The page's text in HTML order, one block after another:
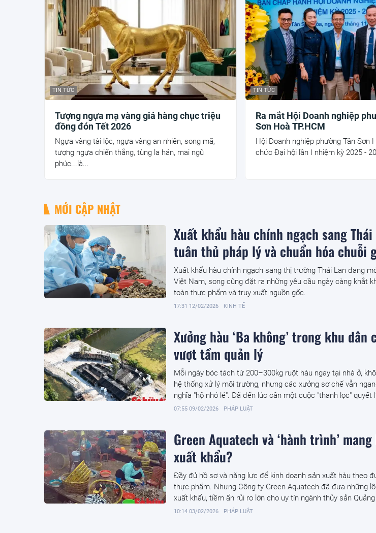
TIN TỨC
Tượng ngựa mạ vàng giá hàng chục triệu
đồng đón Tết 2026
Ngựa vàng tài lộc, ngựa vàng an nhiên, song mã,
tượng ngựa chiến thắng, tùng la hán, mai ngũ
phúc...là...
TIN TỨC
Ra mắt Hội Doanh nghiệp
Sơn Hoà TP.HCM
Hội Doanh nghiệp phường Tân Sơn
chức Đại hội lần I nhiệm kỳ 2025 -
MỚI CẬP NHẬT
Xuất khẩu hàu chính ngạch sang
tuân thủ pháp lý và chuẩn hóa chuỗi
Xuất khẩu hàu chính ngạch sang thị trường Thái Lan đang
Việt Nam, song cũng đặt ra những yêu cầu ngày càng khắt
toàn thực phẩm và truy xuất nguồn gốc.
17:31 12/02/2026 KINH TẾ
Xưởng hàu ‘Ba không’ trong khu dân
vượt tầm quản lý
Mỗi ngày bóc tách từ 200–300kg ruột hàu ngay tại nhà ở,
hệ thống xử lý môi trường, nhưng các xưởng sơ chế vẫn
nghĩa "hộ nhỏ lẻ". Đã đến lúc cần một cuộc "thanh lọc" quyết
cộng đồng.
07:55 09/02/2026 PHÁP LUẬT
Green Aquatech và ‘hành trình’
xuất khẩu?
Đầy đủ hồ sơ và năng lực để kinh doanh sản xuất hàu theo
thực phẩm. Nhưng Công ty Green Aquatech đã đưa những lô
xuất khẩu, tiềm ẩn rủi ro lớn cho uy tín ngành thủy sản
hàu xuất khẩu.
10:14 03/02/2026 PHÁP LUẬT